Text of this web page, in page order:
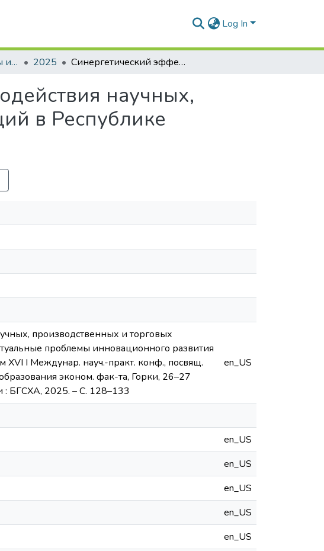
Log In
Актуальные проблемы инновационного развития агропромышленного комплекса Беларуси 2025 Синергетический эффект сетевого взаимодействия научных, производственных и торговых организаций в Республике Беларусь
научных,
в Республике
производственных и торговых
проблемы инновационного развития
XVI I Междунар. науч.-практ. конф., посвящ.
эконом. фак-та, Горки, 26–27
: БГСХА, 2025. – С. 128–133
en_US
en_US
en_US
en_US
en_US
en_US